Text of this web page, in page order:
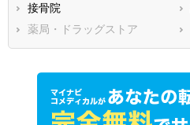
接骨院
薬局・ドラッグストア